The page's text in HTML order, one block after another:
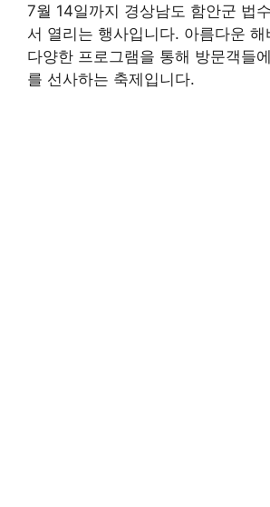
7월 14일까지 경상남도 함안군 법
서 열리는 행사입니다. 아름다운
다양한 프로그램을 통해 방문객들
를 선사하는 축제입니다.